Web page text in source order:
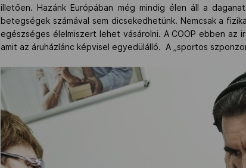
illetően. Hazánk Európában még mindig élen áll a
betegségek számával sem dicsekedhetünk. Nemcsak a
egészséges élelmiszert lehet vásárolni. A COOP ebben
amit az áruházlánc képvisel egyedülálló. A „sportos